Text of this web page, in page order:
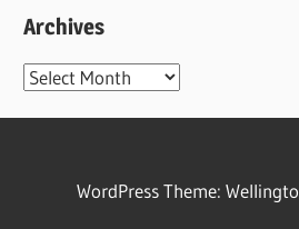
Archives
Archives
WordPress Theme: